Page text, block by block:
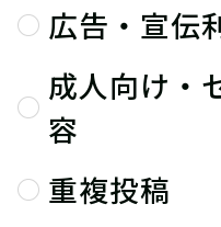
広告・宣伝
成人向け・
容
重複投稿